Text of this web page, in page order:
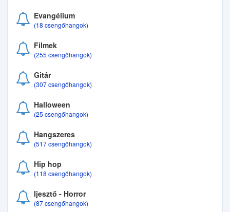
Evangélium
(18 csengőhangok)
Filmek
(255 csengőhangok)
Gitár
(307 csengőhangok)
Halloween
(25 csengőhangok)
Hangszeres
(517 csengőhangok)
Hip hop
(118 csengőhangok)
Ijesztő - Horror
(87 csengőhangok)